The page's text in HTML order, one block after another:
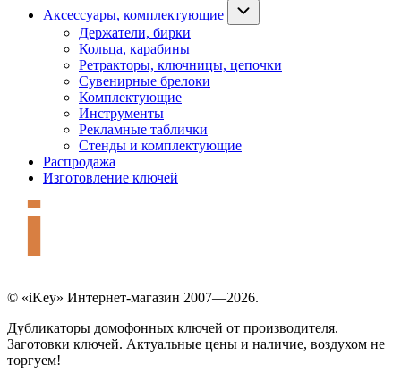
Аксессуары, комплектующие
Держатели, бирки
Кольца, карабины
Ретракторы, ключницы, цепочки
Сувенирные брелоки
Комплектующие
Инструменты
Рекламные таблички
Стенды и комплектующие
Распродажа
Изготовление ключей
© «iKey» Интернет-магазин 2007—2026.
Дубликаторы домофонных ключей от производителя.
Заготовки ключей. Актуальные цены и наличие, воздухом не
торгуем!